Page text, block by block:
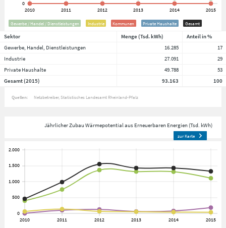
Gewerbe / Handel / Dienstleistungen Industrie Kommunen Private Haushalte Gesamt
Sektor Menge (Tsd. kWh)
Anteil in %
Gewerbe, Handel, Dienstleistungen
16.285
17
Industrie
27.091
29
Private Haushalte
49.788
53
Gesamt (2015)
93.163 100
Quellen: Netzbetreiber Statistisches Landesamt Rheinland-Pfalz
Jährlicher Zubau Wärmepotential aus Erneuerbaren Energien (Tsd. kWh)
zur Karte